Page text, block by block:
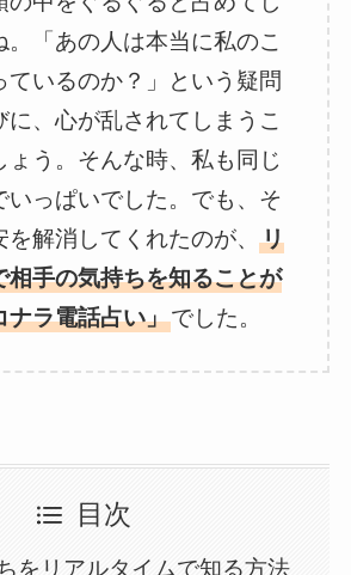
。「あの人は本当に私のこ
ているのか？」という疑問
に、心が乱されてしまうこ
ょう。そんな時、私も同じ
いっぱいでした。でも、そ
を解消してくれたのが、リ
相手の気持ちを知ることが
ナラ電話占い」でした。
目次
をリアルタイムで知る方法